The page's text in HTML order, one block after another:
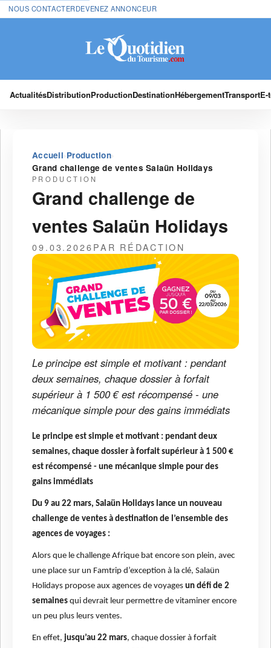
NOUS CONTACTERDEVENEZ ANNONCEUR
ActualitésDistributionProductionDestinationHébergementTransport
Accueil›Production›
Grand challenge de ventes Salaün Holidays
PRODUCTION
Grand challenge de
ventes Salaün Holidays
09.03.2026PAR RÉDACTION
Le principe est simple et motivant : pendant
deux semaines, chaque dossier à forfait
supérieur à 1 500 € est récompensé - une
mécanique simple pour des gains immédiats
Le principe est simple et motivant : pendant deux
semaines, chaque dossier à forfait supérieur à 1 500 €
est récompensé - une mécanique simple pour des
gains immédiats
Du 9 au 22 mars, Salaün Holidays lance un nouveau
challenge de ventes à destination de l’ensemble des
agences de voyages :
Alors que le challenge Afrique bat encore son plein, avec
une place sur un Famtrip d’exception à la clé, Salaün
Holidays propose aux agences de voyages un défi de 2
semaines qui devrait leur permettre de vitaminer encore
un peu plus leurs ventes.
En effet, jusqu’au 22 mars, chaque dossier à forfait